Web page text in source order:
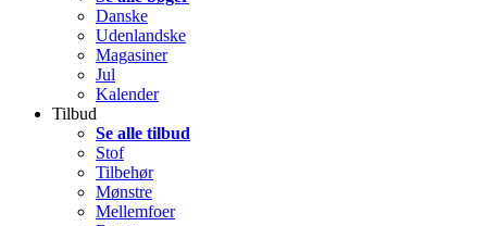
Danske
Udenlandske
Magasiner
Jul
Kalender
Tilbud
Se alle tilbud
Stof
Tilbehør
Mønstre
Mellemfoer